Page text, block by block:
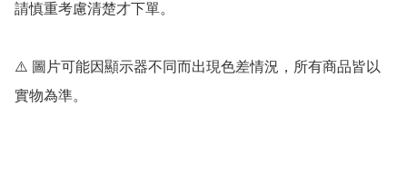
請慎重考慮清楚才下單。
⚠️ 圖片可能因顯示器不同而出現色差情況，所有商品皆以